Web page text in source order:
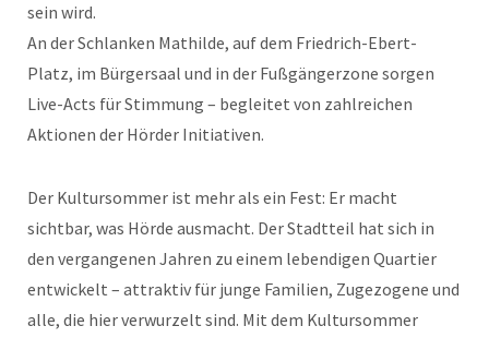
sein wird.
An der Schlanken Mathilde, auf dem Friedrich-Ebert-
Platz, im Bürgersaal und in der Fußgängerzone sorgen
Live-Acts für Stimmung – begleitet von zahlreichen
Aktionen der Hörder Initiativen.
Der Kultursommer ist mehr als ein Fest: Er macht
sichtbar, was Hörde ausmacht. Der Stadtteil hat sich in
den vergangenen Jahren zu einem lebendigen Quartier
entwickelt – attraktiv für junge Familien, Zugezogene und
alle, die hier verwurzelt sind. Mit dem Kultursommer